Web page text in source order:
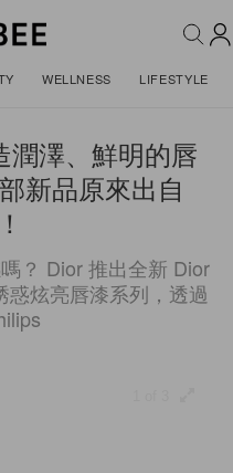
WELLNESS LIFESTYLE
潤澤、鮮明的唇
新品原來出自
？ Dior 推出全新 Dior
炫亮唇漆系列，透過